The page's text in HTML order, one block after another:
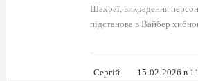
Шахраї, викрадення
підстанова в Вайбер
Сергій 15-02-2026 в